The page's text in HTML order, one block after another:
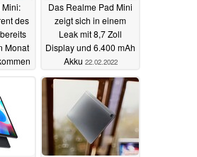
Mini:
des
Monat
Das Realme Pad Mini
zeigt sich in einem
Leak mit 8,7 Zoll
Display und 6.400 mAh
Akku 22.02.2022